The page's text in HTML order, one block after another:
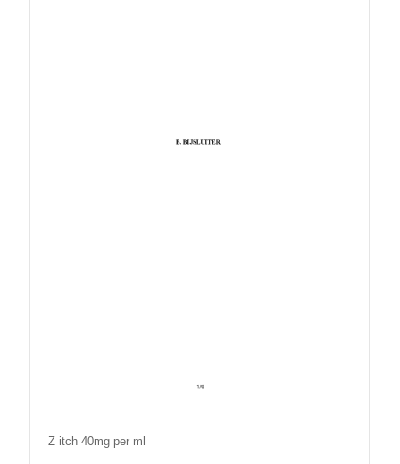
Z itch 40mg per ml